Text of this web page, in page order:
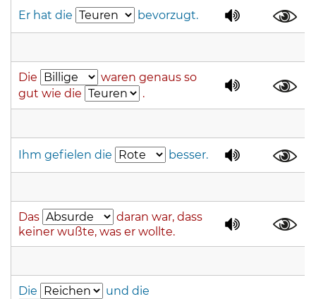
Er hat die bevorzugt.
Die
waren genaus so
gut wie die
.
Ihm gefielen die besser.
Das
daran war, dass
keiner wußte, was er wollte.
Die
und die